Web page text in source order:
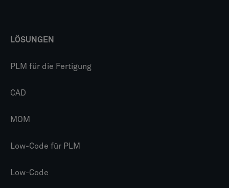
LÖSUNGEN
PLM für die Fertigung
CAD
MOM
Low-Code für PLM
Low-Code